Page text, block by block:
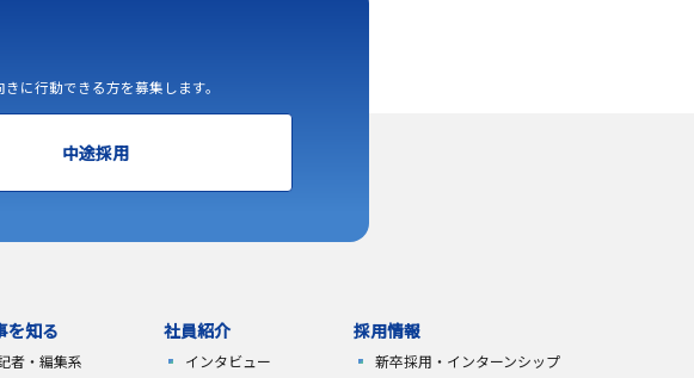
に行動できる方を募集します。
中途採用
を知る
者・編集系
社員紹介
インタビュー
採用情報
新卒採用・ インターンシップ